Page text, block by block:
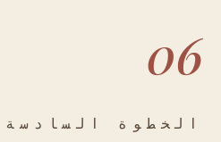
06
الخطوة